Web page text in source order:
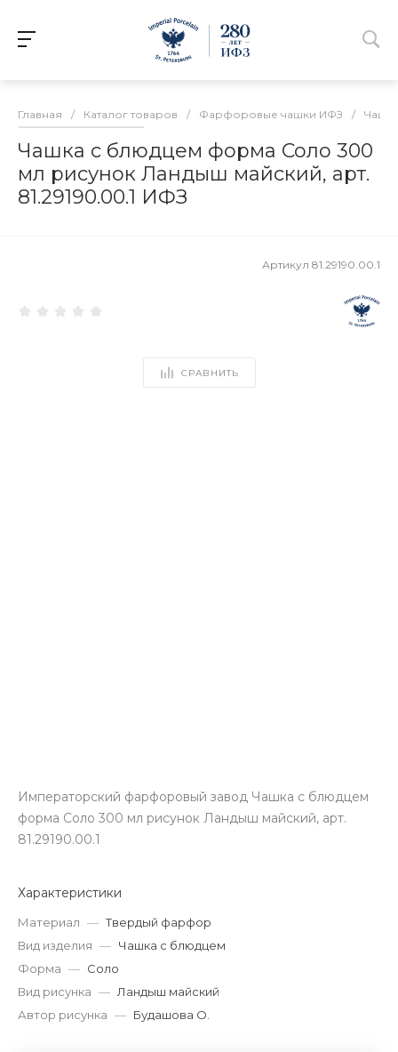
Главная / Каталог товаров / Фарфоровые чашки ИФЗ /
Чашка с блюдцем форма Соло 300
мл рисунок Ландыш майский, арт.
81.29190.00.1 ИФЗ
Артикул 81.29190.00.1
СРАВНИТЬ
Императорский фарфоровый завод Чашка с блюдцем
форма Соло 300 мл рисунок Ландыш майский, арт.
81.29190.00.1
Характеристики
Материал — Твердый фарфор
Вид изделия — Чашка с блюдцем
Форма — Соло
Вид рисунка — Ландыш майский
Автор рисунка — Будашова О.